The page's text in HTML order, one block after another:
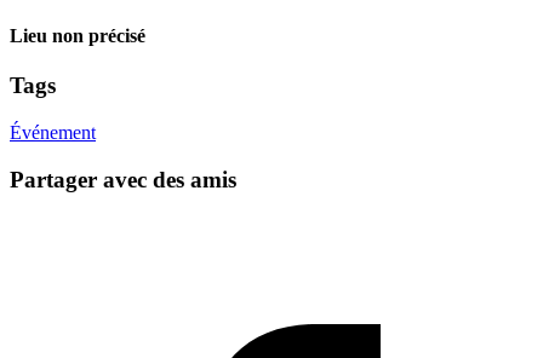
Lieu non précisé
Tags
Événement
Partager avec des amis